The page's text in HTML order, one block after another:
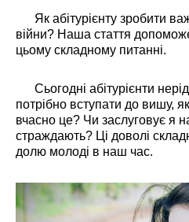
Як абітурієнту зробити
війни? Наша стаття
цьому складному питанні.
Сьогодні абітурієнти
потрібно вступати до вишу,
вчасно це? Чи заслуговує я
страждають? Ці доволі
долю молоді в наш час.